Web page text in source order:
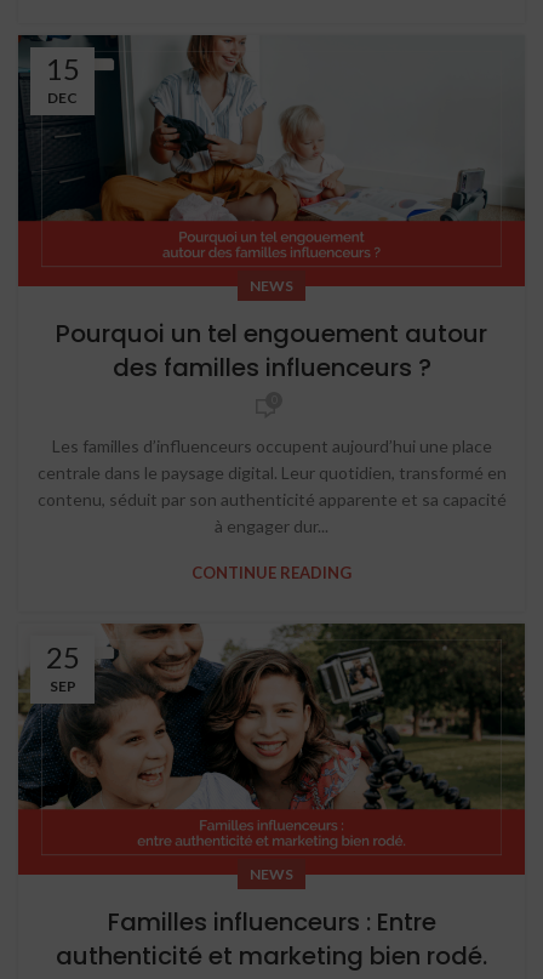
15
DEC
NEWS
Pourquoi un tel engouement autour
des familles influenceurs ?
Les familles d’influenceurs occupent aujourd’hui une place
centrale dans le paysage digital. Leur quotidien, transformé en
contenu, séduit par son authenticité apparente et sa capacité
à engager dur...
CONTINUE READING
25
SEP
NEWS
Familles influenceurs : Entre
authenticité et marketing bien rodé.